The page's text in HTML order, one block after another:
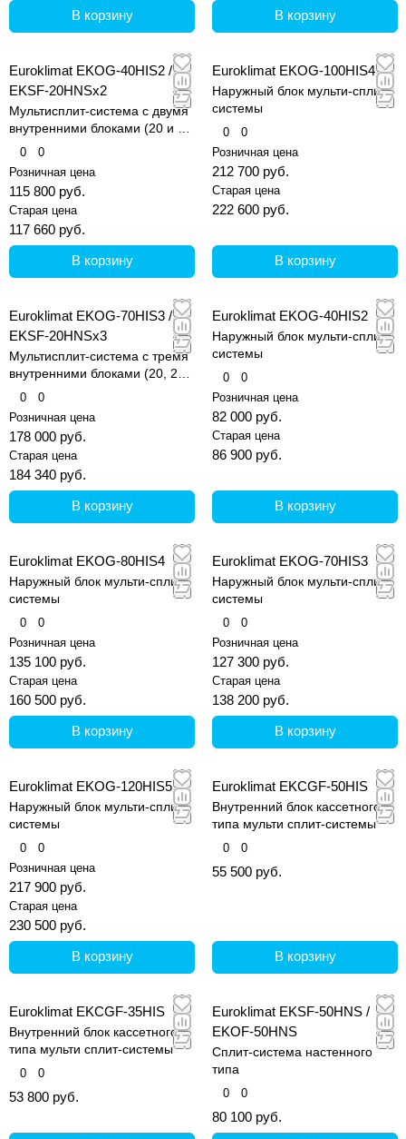
В корзину В корзину
Euroklimat EKOG-40HIS2 /
EKSF-20HNSх2
Мультисплит-система с двумя
внутренними блоками (20 и 20
кв.м)
0
0
Розничная цена
115 800 руб.
Старая цена
117 660 руб.
В корзину
Euroklimat EKOG-100HIS4
Наружный блок мульти-сплит
системы
0
0
Розничная цена
212 700 руб.
Старая цена
222 600 руб.
В корзину
Euroklimat EKOG-70HIS3 /
EKSF-20HNSх3
Мультисплит-система с тремя
внутренними блоками (20, 20
и 20 кв.м)
0
0
Розничная цена
178 000 руб.
Старая цена
184 340 руб.
В корзину
Euroklimat EKOG-40HIS2
Наружный блок мульти-сплит
системы
0
0
Розничная цена
82 000 руб.
Старая цена
86 900 руб.
В корзину
Euroklimat EKOG-80HIS4
Наружный блок мульти-сплит
системы
0
0
Розничная цена
135 100 руб.
Старая цена
160 500 руб.
В корзину
Euroklimat EKOG-70HIS3
Наружный блок мульти-сплит
системы
0
0
Розничная цена
127 300 руб.
Старая цена
138 200 руб.
В корзину
Euroklimat EKOG-120HIS5
Наружный блок мульти-сплит
системы
0
0
Розничная цена
217 900 руб.
Старая цена
230 500 руб.
В корзину
Euroklimat EKCGF-50HIS
Внутренний блок кассетного
типа мульти сплит-системы
0 0
55 500 руб.
В корзину
Euroklimat EKCGF-35HIS
Внутренний блок кассетного
типа мульти сплит-системы
0 0
53 800 руб.
Euroklimat EKSF-50HNS /
EKOF-50HNS
Сплит-система настенного
типа
0 0
80 100 руб.